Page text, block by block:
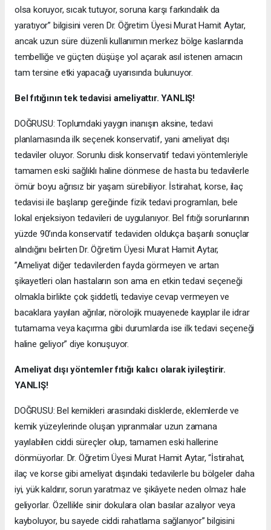
olsa koruyor, sıcak tutuyor, soruna karşı farkındalık da
yaratıyor” bilgisini veren Dr. Öğretim Üyesi Murat Hamit Aytar,
ancak uzun süre düzenli kullanımın merkez bölge kaslarında
tembelliğe ve güçten düşüşe yol açarak asıl istenen amacın
tam tersine etki yapacağı uyarısında bulunuyor.
Bel fıtığının tek tedavisi ameliyattır. YANLIŞ!
DOĞRUSU: Toplumdaki yaygın inanışın aksine, tedavi
planlamasında ilk seçenek konservatif, yani ameliyat dışı
tedaviler oluyor. Sorunlu disk konservatif tedavi yöntemleriyle
tamamen eski sağlıklı haline dönmese de hasta bu tedavilerle
ömür boyu ağrısız bir yaşam sürebiliyor. İstirahat, korse, ilaç
tedavisi ile başlanıp gereğinde fizik tedavi programları, bele
lokal enjeksiyon tedavileri de uygulanıyor. Bel fıtığı sorunlarının
yüzde 90’ında konservatif tedaviden oldukça başarılı sonuçlar
alındığını belirten Dr. Öğretim Üyesi Murat Hamit Aytar,
”Ameliyat diğer tedavilerden fayda görmeyen ve artan
şikayetleri olan hastaların son ama en etkin tedavi seçeneği
olmakla birlikte çok şiddetli, tedaviye cevap vermeyen ve
bacaklara yayılan ağrılar, nörolojik muayenede kayıplar ile idrar
tutamama veya kaçırma gibi durumlarda ise ilk tedavi seçeneği
haline geliyor” diye konuşuyor.
Ameliyat dışı yöntemler fıtığı kalıcı olarak iyileştirir.
YANLIŞ!
DOĞRUSU: Bel kemikleri arasındaki disklerde, eklemlerde ve
kemik yüzeylerinde oluşan yıpranmalar uzun zamana
yayılabilen ciddi süreçler olup, tamamen eski hallerine
dönmüyorlar. Dr. Öğretim Üyesi Murat Hamit Aytar, “İstirahat,
ilaç ve korse gibi ameliyat dışındaki tedavilerle bu bölgeler daha
iyi, yük kaldırır, sorun yaratmaz ve şikâyete neden olmaz hale
geliyorlar. Özellikle sinir dokulara olan basılar azalıyor veya
kayboluyor, bu sayede ciddi rahatlama sağlanıyor” bilgisini